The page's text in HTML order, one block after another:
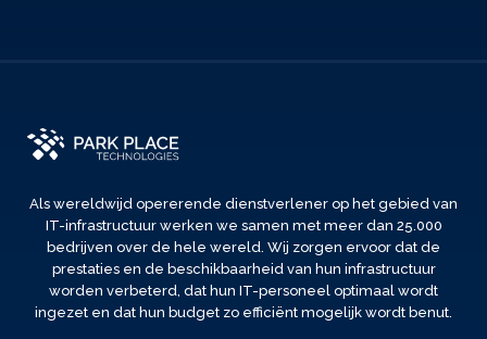
Als wereldwijd opererende dienstverlener op het gebied van
IT-infrastructuur werken we samen met meer dan 25.000
bedrijven over de hele wereld. Wij zorgen ervoor dat de
prestaties en de beschikbaarheid van hun infrastructuur
worden verbeterd, dat hun IT-personeel optimaal wordt
ingezet en dat hun budget zo efficiënt mogelijk wordt benut.